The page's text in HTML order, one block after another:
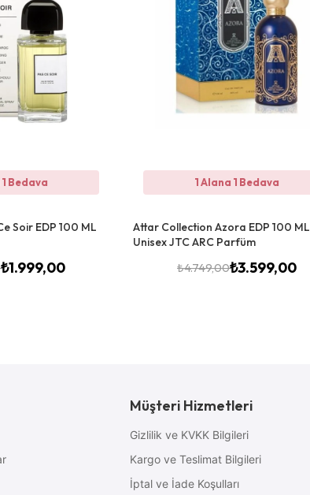
Bedava
Soir EDP 100 ML
₺1.999,00
1 Alana 1 Bedava
Attar Collection Azora EDP 100 ML
Unisex JTC ARC Parfüm
₺4.749,00₺3.599,00
Müşteri Hizmetleri
Gizlilik ve KVKK Bilgileri
Kargo ve Teslimat Bilgileri
İptal ve İade Koşulları